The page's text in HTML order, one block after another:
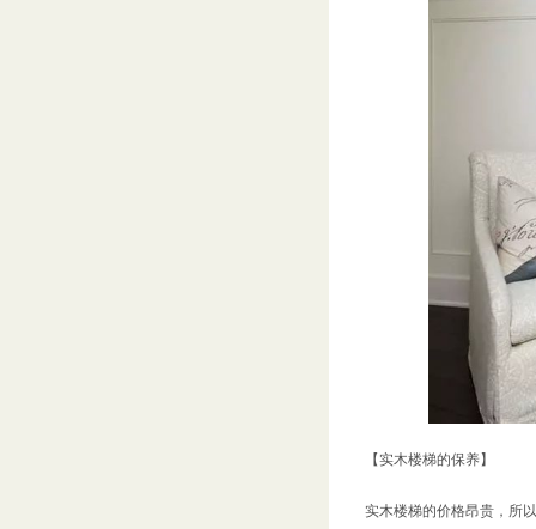
【实木楼梯的保养】
实木楼梯的价格昂贵，所